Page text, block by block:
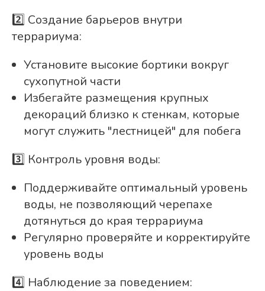
2️⃣ Создание барьеров внутри
террариума:
Установите высокие бортики вокруг
сухопутной части
Избегайте размещения крупных
декораций близко к стенкам, которые
могут служить "лестницей" для побега
3️⃣ Контроль уровня воды:
Поддерживайте оптимальный уровень
воды, не позволяющий черепахе
дотянуться до края террариума
Регулярно проверяйте и корректируйте
уровень воды
4️⃣ Наблюдение за поведением: